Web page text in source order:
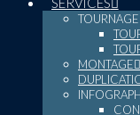
MONTAGE